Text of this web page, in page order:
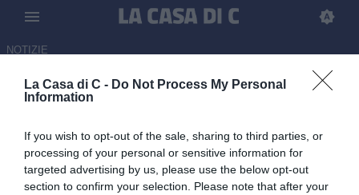
La Casa di C - Do Not Process My Personal
Information
If you wish to opt-out of the sale, sharing to third parties, or
processing of your personal or sensitive information for
targeted advertising by us, please use the below opt-out
section to confirm your selection. Please note that after your
NOTIZIE
Perugia, Borras: "Ultimi due
ripartire da Tedesco"
15.05.2026 12:30 diFrancesca Caldelara